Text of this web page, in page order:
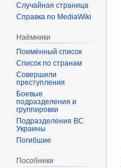
Случайная страница
Справка по MediaWiki
Наёмники
Поимённый список
Список по странам
Совершили
преступления
Боевые
подразделения и
группировки
Подразделения ВС
Украины
Погибшие
Пособники